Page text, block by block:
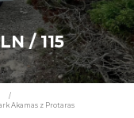
/ 115
/
Akamas z Protaras